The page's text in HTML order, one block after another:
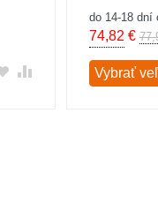
do 14-18 dní
74,82 €
Vybrať